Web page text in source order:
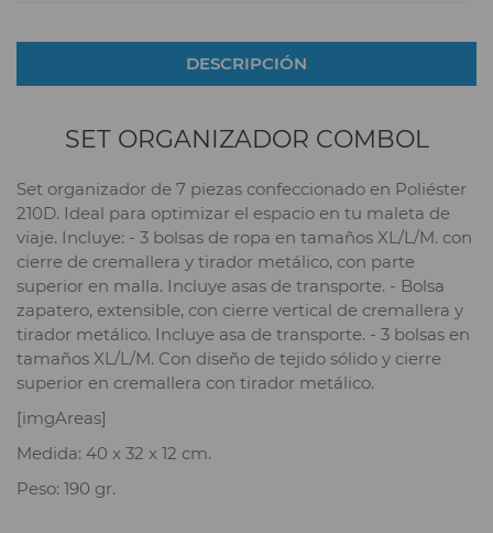
DESCRIPCIÓN
SET ORGANIZADOR COMBOL
Set organizador de 7 piezas confeccionado en Poliéster
210D. Ideal para optimizar el espacio en tu maleta de
viaje. Incluye: - 3 bolsas de ropa en tamaños XL/L/M. con
cierre de cremallera y tirador metálico, con parte
superior en malla. Incluye asas de transporte. - Bolsa
zapatero, extensible, con cierre vertical de cremallera y
tirador metálico. Incluye asa de transporte. - 3 bolsas en
tamaños XL/L/M. Con diseño de tejido sólido y cierre
superior en cremallera con tirador metálico.
[imgAreas]
Medida: 40 x 32 x 12 cm.
Peso: 190 gr.